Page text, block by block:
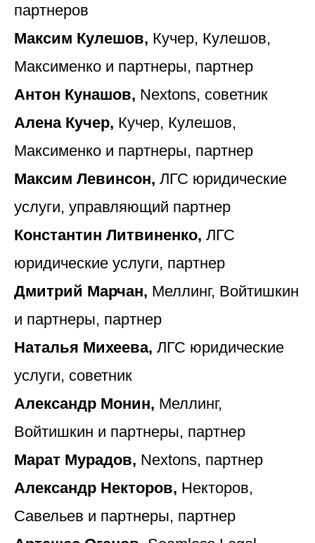
партнеров
Максим Кулешов, Кучер, Кулешов,
Максименко и партнеры, партнер
Антон Кунашов, Nextons, советник
Алена Кучер, Кучер, Кулешов,
Максименко и партнеры, партнер
Максим Левинсон, ЛГС юридические
услуги, управляющий партнер
Константин Литвиненко, ЛГС
юридические услуги, партнер
Дмитрий Марчан, Меллинг, Войтишкин
и партнеры, партнер
Наталья Михеева, ЛГС юридические
услуги, советник
Александр Монин, Меллинг,
Войтишкин и партнеры, партнер
Марат Мурадов, Nextons, партнер
Александр Некторов, Некторов,
Савельев и партнеры, партнер